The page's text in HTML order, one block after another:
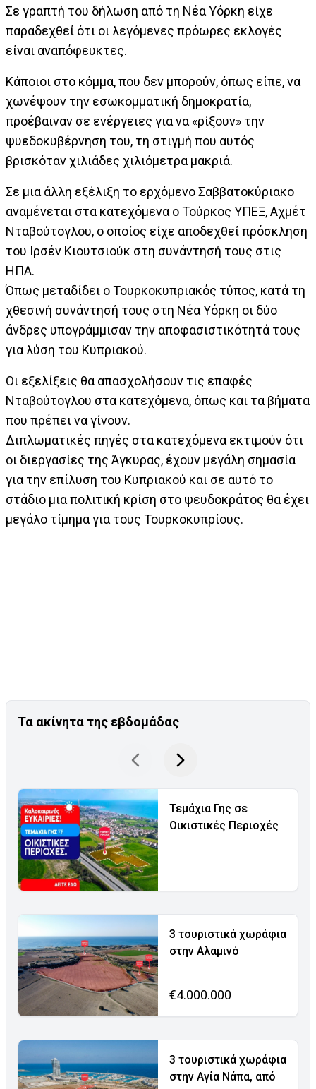
Σε γραπτή του δήλωση από τη Νέα Υόρκη είχε
παραδεχθεί ότι οι λεγόμενες πρόωρες εκλογές
είναι αναπόφευκτες.
Κάποιοι στο κόμμα, που δεν μπορούν, όπως είπε, να
χωνέψουν την εσωκομματική δημοκρατία,
προέβαιναν σε ενέργειες για να «ρίξουν» την
ψυεδοκυβέρνηση του, τη στιγμή που αυτός
βρισκόταν χιλιάδες χιλιόμετρα μακριά.
Σε μια άλλη εξέλιξη το ερχόμενο Σαββατοκύριακο
αναμένεται στα κατεχόμενα ο Τούρκος ΥΠΕΞ, Αχμέτ
Νταβούτογλου, ο οποίος είχε αποδεχθεί πρόσκληση
του Ιρσέν Κιουτσιούκ στη συνάντησή τους στις
ΗΠΑ.
Όπως μεταδίδει ο Τουρκοκυπριακός τύπος, κατά τη
χθεσινή συνάντησή τους στη Νέα Υόρκη οι δύο
άνδρες υπογράμμισαν την αποφασιστικότητά τους
για λύση του Κυπριακού.
Οι εξελίξεις θα απασχολήσουν τις επαφές
Νταβούτογλου στα κατεχόμενα, όπως και τα βήματα
που πρέπει να γίνουν.
Διπλωματικές πηγές στα κατεχόμενα εκτιμούν ότι
οι διεργασίες της Άγκυρας, έχουν μεγάλη σημασία
για την επίλυση του Κυπριακού και σε αυτό το
στάδιο μια πολιτική κρίση στο ψευδοκράτος θα έχει
μεγάλο τίμημα για τους Τουρκοκυπρίους.
Τα ακίνητα της εβδομάδας
Τεμάχια Γης σε
Οικιστικές Περιοχές
3 τουριστικά χωράφια
στην Αλαμινό
€4.000.000
3 τουριστικά χωράφια
στην Αγία Νάπα, από